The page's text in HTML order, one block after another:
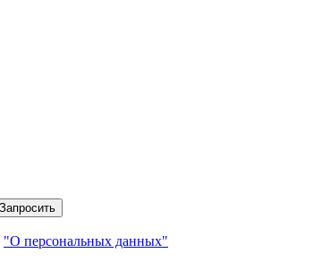
"О персональных данных"